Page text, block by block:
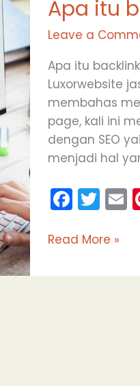
Apa itu
Leave a
Apa itu
Luxorwebsite
membahas
page, kali ini
dengan SEO
menjadi hal
F
a
c
b
T
w
itt
E
itu
backlink
dan
manfaatnya?
Read More »